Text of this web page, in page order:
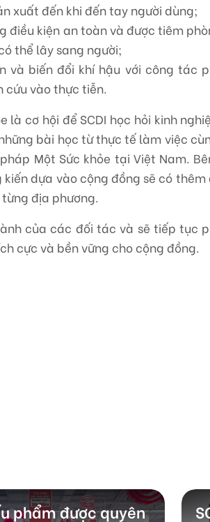
xuất đến khi đến tay người dùng;
kiện an toàn và được tiêm
thể lây sang người;
và biến đổi khí hậu với công tác
cứu vào thực tiễn.
là cơ hội để SCDI học hỏi kinh
bài học từ thực tế làm việc
Một Sức khỏe tại Việt Nam.
dựa vào cộng đồng sẽ có
địa phương.
của các đối tác và sẽ tiếp tục
cực và bền vững cho cộng đồng.
phẩm được quyên